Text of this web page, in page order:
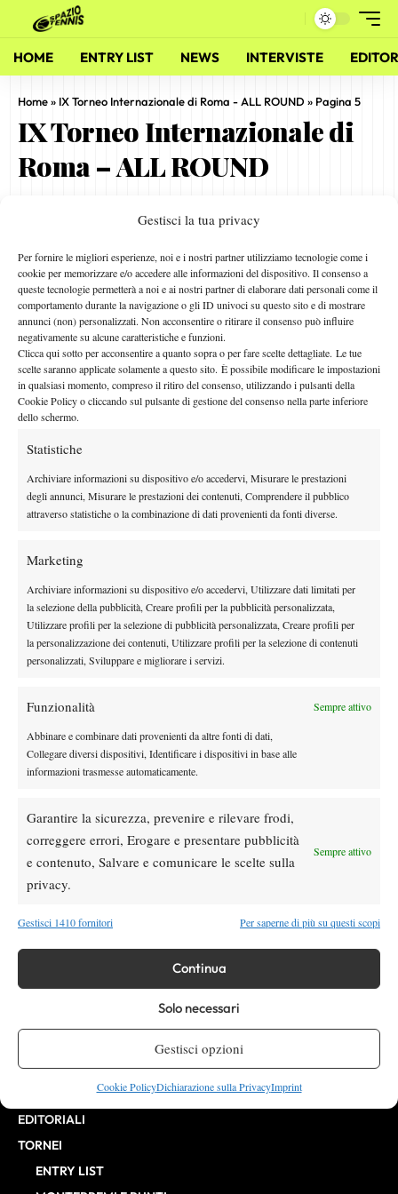
Gestisci la tua privacy
Per fornire le migliori esperienze, noi e i nostri partner utilizziamo tecnologie come i
cookie per memorizzare e/o accedere alle informazioni del dispositivo. Il consenso a
queste tecnologie permetterà a noi e ai nostri partner di elaborare dati personali come il
comportamento durante la navigazione o gli ID univoci su questo sito e di mostrare
annunci (non) personalizzati. Non acconsentire o ritirare il consenso può influire
negativamente su alcune caratteristiche e funzioni.
Clicca qui sotto per acconsentire a quanto sopra o per fare scelte dettagliate. Le tue
scelte saranno applicate solamente a questo sito. È possibile modificare le impostazioni
in qualsiasi momento, compreso il ritiro del consenso, utilizzando i pulsanti della
Cookie Policy o cliccando sul pulsante di gestione del consenso nella parte inferiore
dello schermo.
Statistiche
Archiviare informazioni su dispositivo e/o accedervi, Misurare le prestazioni
degli annunci, Misurare le prestazioni dei contenuti, Comprendere il pubblico
attraverso statistiche o la combinazione di dati provenienti da fonti diverse.
Marketing
Archiviare informazioni su dispositivo e/o accedervi, Utilizzare dati limitati per
la selezione della pubblicità, Creare profili per la pubblicità personalizzata,
Utilizzare profili per la selezione di pubblicità personalizzata, Creare profili per
la personalizzazione dei contenuti, Utilizzare profili per la selezione di contenuti
personalizzati, Sviluppare e migliorare i servizi.
Funzionalità Sempre attivo
Abbinare e combinare dati provenienti da altre fonti di dati,
Collegare diversi dispositivi, Identificare i dispositivi in base alle
informazioni trasmesse automaticamente.
Garantire la sicurezza, prevenire e rilevare frodi,
correggere errori, Erogare e presentare pubblicità
e contenuto, Salvare e comunicare le scelte sulla
privacy.
Sempre attivo
Gestisci 1410 fornitori Per saperne di più su questi scopi
Continua
Solo necessari
Gestisci opzioni
Cookie PolicyDichiarazione sulla PrivacyImprint
HOME ENTRY LIST NEWS INTERVISTE
Home» IX Torneo Internazionale di Roma - ALL ROUND » Pagina 5
IX Torneo Internazionale di
Roma – ALL ROUND
Presentazione IX Torneo Internazionale di Roma – All
Round
6 Aprile 2018
L. Fiorino
1 2 3
Facebook
Youtube
Testata giornalisticaSpazio Tennis
Editore:VIBES MEDIA SRL, P.iva 14250480960
Direttore Responsabile: Alessandro Nizegorodcew
HOME
ENTRY LIST
CHALLENGER
BILLIE JEAN KING CUP
ATP FINALS
EDITORIALI
TORNEI
ENTRY LIST